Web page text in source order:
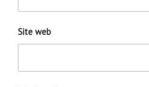
Site web